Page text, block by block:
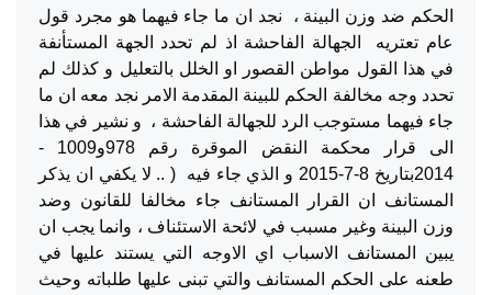
الحكم ضد وزن البينة ، نجد ان ما جاء فيهما هو مجرد قول
عام تعتريه الجهالة الفاحشة اذ لم تحدد الجهة المستأنفة
في هذا القول مواطن القصور او الخلل بالتعليل و كذلك لم
تحدد وجه مخالفة الحكم للبينة المقدمة الامر نجد معه ان ما
جاء فيهما مستوجب الرد للجهالة الفاحشة ، و نشير في هذا
الى قرار محكمة النقض الموقرة رقم 978و1009 -
2014بتاريخ 8-7-2015 و الذي جاء فيه ( .. لا يكفي ان يذكر
المستانف ان القرار المستانف جاء مخالفا للقانون وضد
وزن البينة وغير مسبب في لائحة الاستئناف ، وانما يجب ان
يبين المستانف الاسباب اي الاوجه التي يستند عليها في
طعنه على الحكم المستانف والتي تبنى عليها طلباته وحيث